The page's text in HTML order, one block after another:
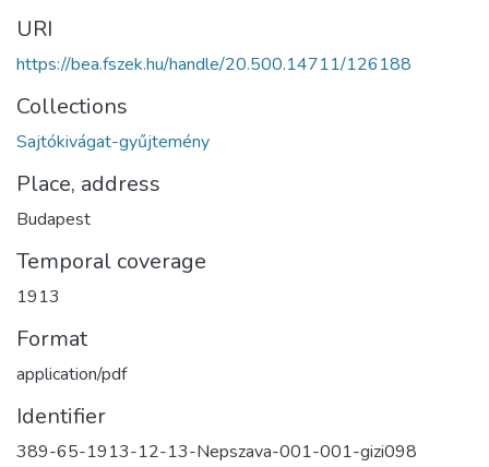
URI
https://bea.fszek.hu/handle/20.500.14711/126188
Collections
Sajtókivágat-gyűjtemény
Place, address
Budapest
Temporal coverage
1913
Format
application/pdf
Identifier
389-65-1913-12-13-Nepszava-001-001-gizi098